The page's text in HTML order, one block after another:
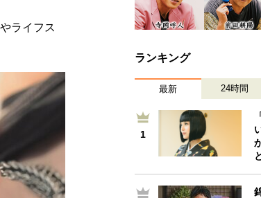
ライフス
ランキング
最新 24時間
1